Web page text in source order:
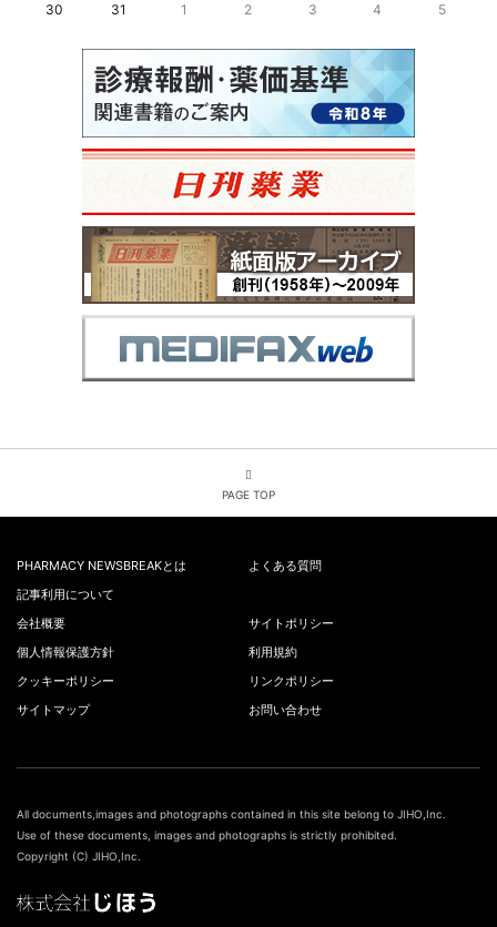
30
31 1 2 3 4 5
PAGE TOP
PHARMACY NEWSBREAKとは
よくある質問
記事利用について
会社概要
サイトポリシー
個人情報保護方針
利用規約
クッキーポリシー
リンクポリシー
サイトマップ
お問い合わせ
All documents,images and photographs contained in this site belong to JIHO,Inc.
Use of these documents, images and photographs is strictly prohibited.
Copyright (C) JIHO,Inc.